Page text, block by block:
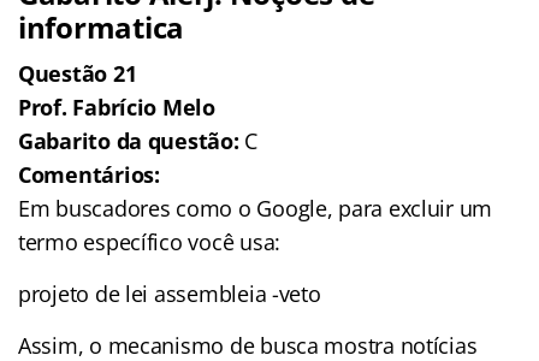
informatica
Questão 21
Prof. Fabrício Melo
Gabarito da questão: C
Comentários:
Em buscadores como o Google, para excluir um
termo específico você usa:
projeto de lei assembleia -veto
Assim, o mecanismo de busca mostra notícias